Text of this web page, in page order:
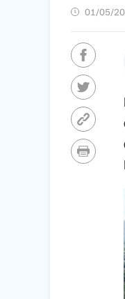
01/05/